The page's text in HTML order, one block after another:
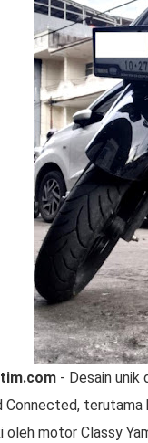
- Desain unik
Connected, terutama
oleh motor Classy